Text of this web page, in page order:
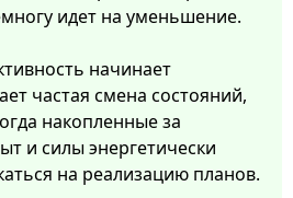
идет на уменьшение.
начинает
частая смена состояний,
накопленные за
и силы энергетически
на реализацию планов.